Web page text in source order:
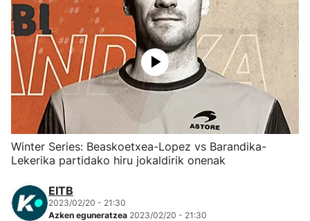
Herri-kirolak
Eskubaloia
Kirolak 360
Atletismoa
Kirol gehiago
Winter Series: Beaskoetxea-Lopez vs Barandika-
Lekerika partidako hiru jokaldirik onenak
EITB
2023/02/20 - 21:30
Azken eguneratzea 2023/02/20 - 21:30